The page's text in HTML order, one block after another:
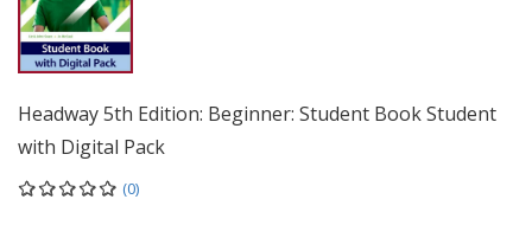
Headway 5th Edition: Beginner: Student Book Student
with Digital Pack
(0)